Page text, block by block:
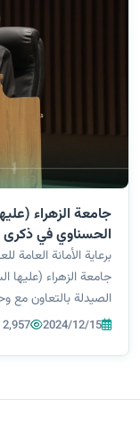
جامعة الزهراء
الحسناوي في ذكرى
برعاية الأمانة
جامعة الزهراء (عليها
الصيدلة بالتعاون مع
وفاة السيدة أم
2024/12/15
2,957